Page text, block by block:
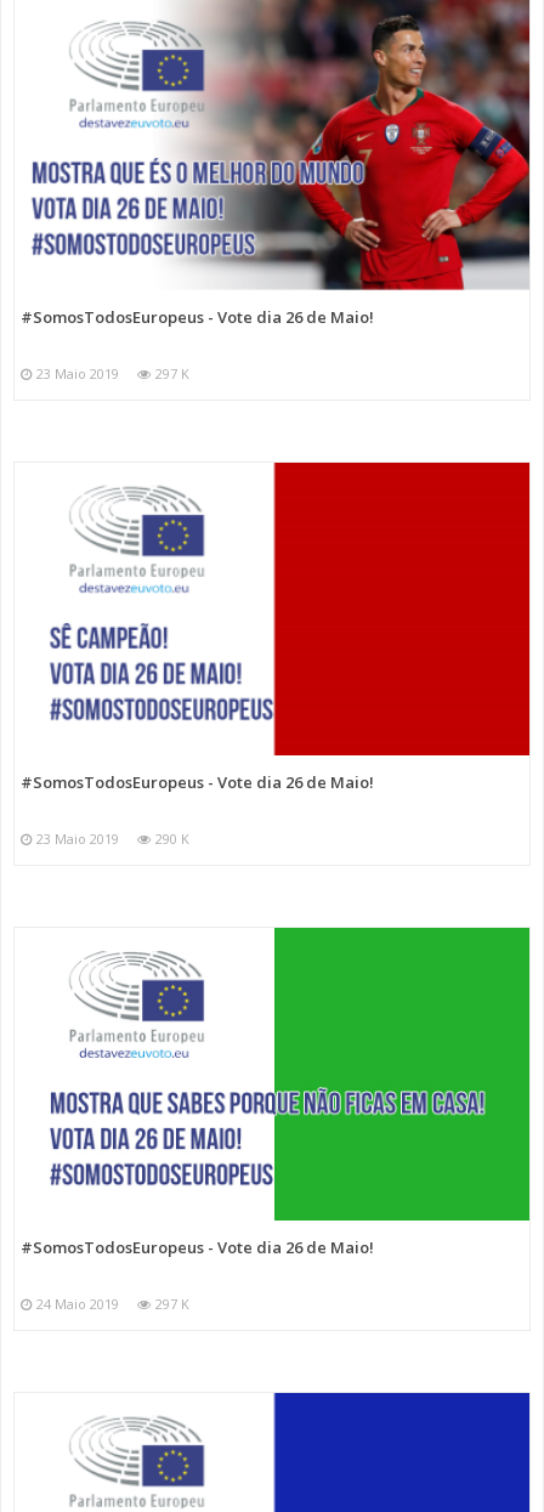
#SomosTodosEuropeus - Vote dia 26 de Maio!
23 Maio 2019 297 K
#SomosTodosEuropeus - Vote dia 26 de Maio!
23 Maio 2019 290 K
#SomosTodosEuropeus - Vote dia 26 de Maio!
24 Maio 2019 297 K